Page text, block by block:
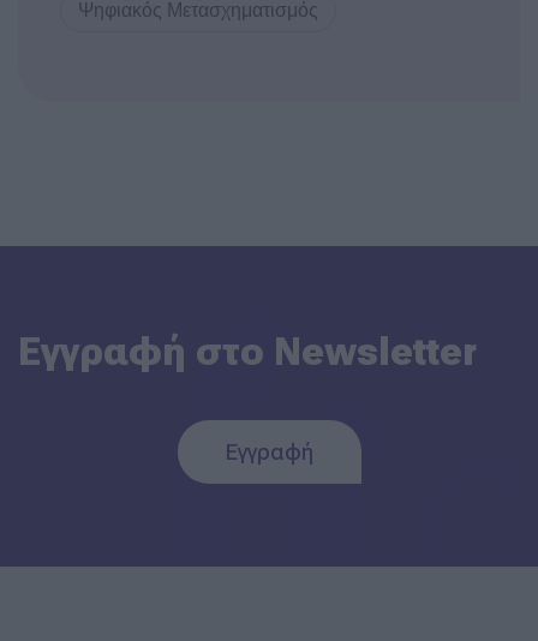
Ψηφιακός Μετασχηματισμός
Εγγραφή στο Newsletter
Εγγραφή